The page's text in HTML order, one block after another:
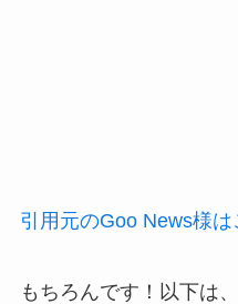
引用元のGoo News様は
もちろんです！以下は